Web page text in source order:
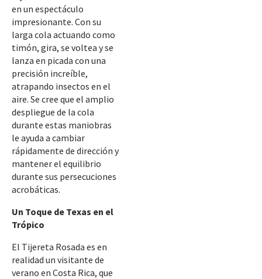
en un espectáculo
impresionante. Con su
larga cola actuando como
timón, gira, se voltea y se
lanza en picada con una
precisión increíble,
atrapando insectos en el
aire. Se cree que el amplio
despliegue de la cola
durante estas maniobras
le ayuda a cambiar
rápidamente de dirección y
mantener el equilibrio
durante sus persecuciones
acrobáticas.
Un Toque de Texas en el
Trópico
El Tijereta Rosada es en
realidad un visitante de
verano en Costa Rica, que